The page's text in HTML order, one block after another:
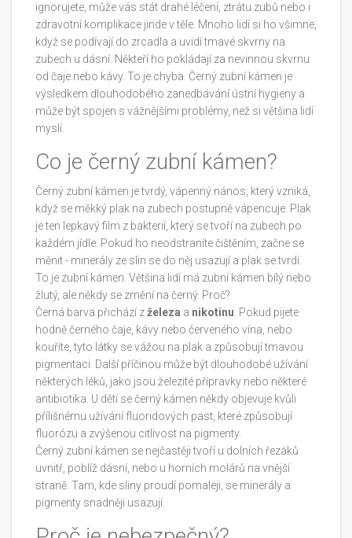
ignorujete, může vás stát drahé léčení, ztrátu zubů nebo i
zdravotní komplikace jinde v těle. Mnoho lidí si ho všimne,
když se podívají do zrcadla a uvidí tmavé skvrny na
zubech u dásní. Někteří ho pokládají za nevinnou skvrnu
od čaje nebo kávy. To je chyba. Černý zubní kámen je
výsledkem dlouhodobého zanedbávání ústní hygieny a
může být spojen s vážnějšími problémy, než si většina lidí
myslí.
Co je černý zubní kámen?
Černý zubní kámen je tvrdý, vápenný nános, který vzniká,
když se měkký plak na zubech postupně vápencuje. Plak
je ten lepkavý film z bakterií, který se tvoří na zubech po
každém jídle. Pokud ho neodstraníte čištěním, začne se
měnit - minerály ze slin se do něj usazují a plak se tvrdí.
To je zubní kámen. Většina lidí má zubní kámen bílý nebo
žlutý, ale někdy se změní na černý. Proč?
Černá barva přichází zželeza a nikotinu. Pokud pijete
hodně černého čaje, kávy nebo červeného vína, nebo
kouříte, tyto látky se vážou na plak a způsobují tmavou
pigmentaci. Další příčinou může být dlouhodobé užívání
některých léků, jako jsou železité přípravky nebo některé
antibiotika. U dětí se černý kámen někdy objevuje kvůli
přílišnému užívání fluoridových past, které způsobují
fluorózu a zvýšenou citlivost na pigmenty.
Černý zubní kámen se nejčastěji tvoří u dolních řezáků
uvnitř, poblíž dásní, nebo u horních molárů na vnější
straně. Tam, kde sliny proudí pomaleji, se minerály a
pigmenty snadněji usazují.